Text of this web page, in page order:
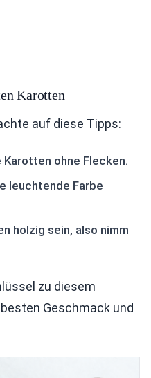
Karotten
auf diese Tipps:
ohne Flecken.
leuchtende Farbe
holzig sein, also nimm
zu diesem
Geschmack und